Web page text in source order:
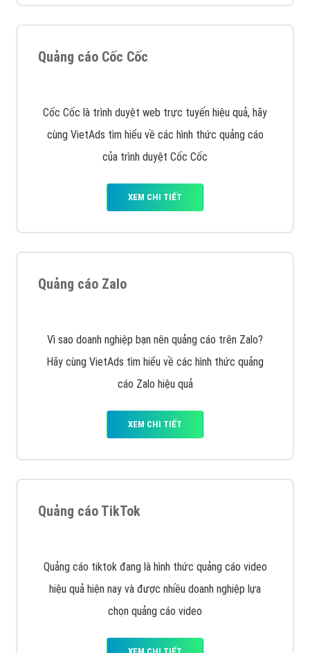
Quảng cáo Cốc Cốc
Cốc Cốc là trình duyệt web trực tuyến hiệu quả, hãy
cùng VietAds tìm hiểu về các hình thức quảng cáo
của trình duyệt Cốc Cốc
XEM CHI TIẾT
Quảng cáo Zalo
Vì sao doanh nghiệp bạn nên quảng cáo trên Zalo?
Hãy cùng VietAds tìm hiểu về các hình thức quảng
cáo Zalo hiệu quả
XEM CHI TIẾT
Quảng cáo TikTok
Quảng cáo tiktok đang là hình thức quảng cáo video
hiệu quả hiện nay và được nhiều doanh nghiệp lựa
chọn quảng cáo video